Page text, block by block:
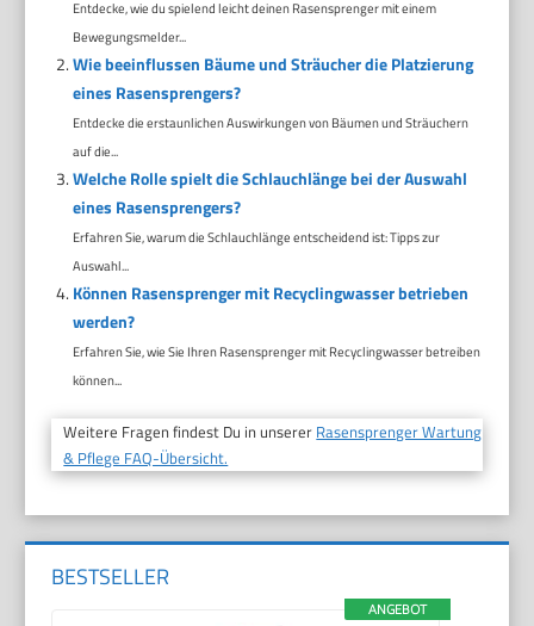
Entdecke, wie du spielend leicht deinen Rasensprenger mit einem
Bewegungsmelder...
Wie beeinflussen Bäume und Sträucher die Platzierung
eines Rasensprengers?
Entdecke die erstaunlichen Auswirkungen von Bäumen und Sträuchern
auf die...
Welche Rolle spielt die Schlauchlänge bei der Auswahl
eines Rasensprengers?
Erfahren Sie, warum die Schlauchlänge entscheidend ist: Tipps zur
Auswahl...
Können Rasensprenger mit Recyclingwasser betrieben
werden?
Erfahren Sie, wie Sie Ihren Rasensprenger mit Recyclingwasser betreiben
können...
Weitere Fragen findest Du in unserer Rasensprenger Wartung
& Pflege FAQ-Übersicht.
BESTSELLER
ANGEBOT